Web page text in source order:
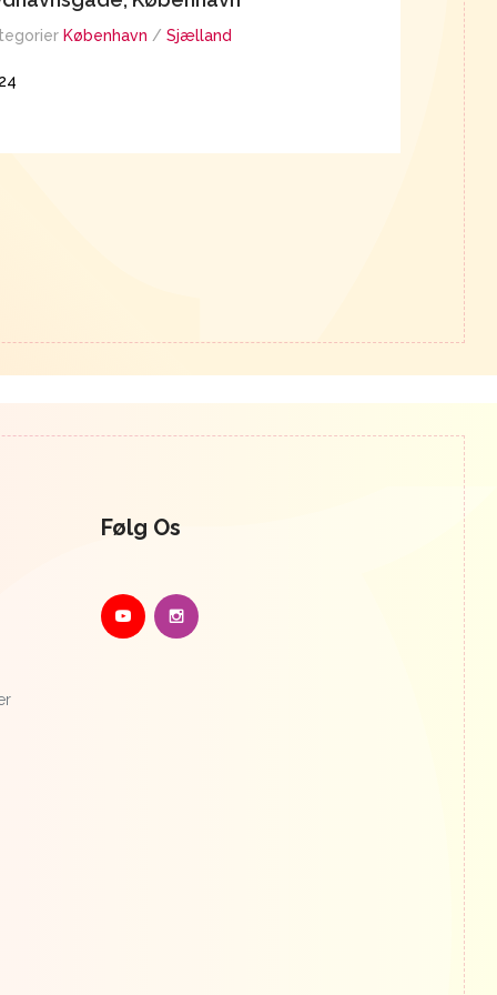
København / Sjælland Kategorier
Følg Os